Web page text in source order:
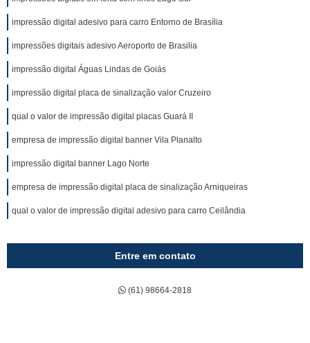
impressão digital adesivo para carro Entorno de Brasília
impressões digitais adesivo Aeroporto de Brasilia
impressão digital Águas Lindas de Goiás
impressão digital placa de sinalização valor Cruzeiro
qual o valor de impressão digital placas Guará II
empresa de impressão digital banner Vila Planalto
impressão digital banner Lago Norte
empresa de impressão digital placa de sinalização Arniqueiras
qual o valor de impressão digital adesivo para carro Ceilândia
Entre em contato
(61) 98664-2818